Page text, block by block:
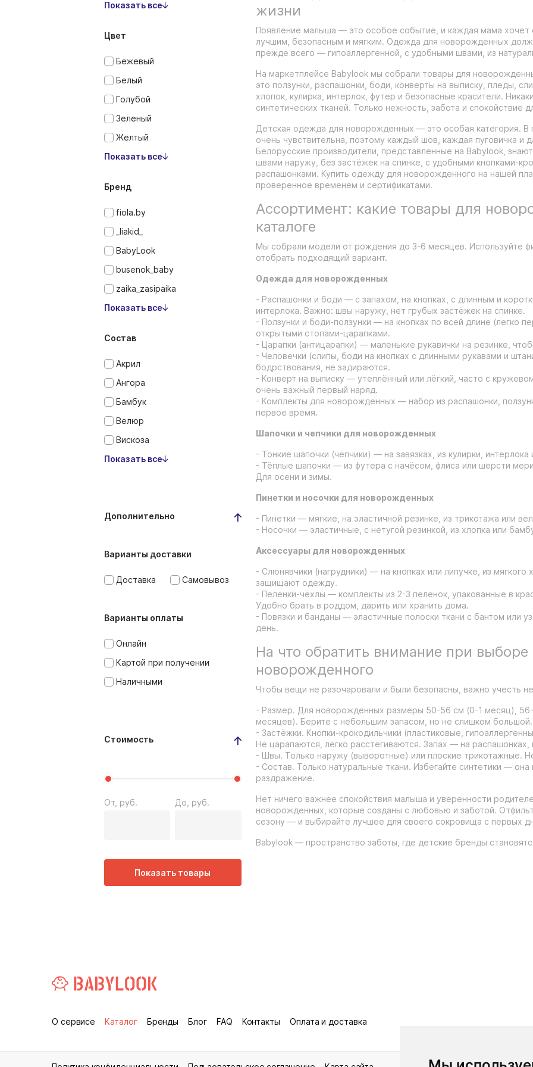
Показать все
Цвет
Бежевый
Белый
Голубой
Зеленый
Желтый
Показать все
Бренд
fiola.by
_liakid_
BabyLook
busenok_baby
zaika_zasipaika
Показать все
Состав
Акрил
Ангора
Бамбук
Велюр
Вискоза
Показать все
Дополнительно
Варианты доставки
Доставка Самовывоз
Варианты оплаты
Онлайн
Картой при получении
Наличными
Стоимость
От, руб. До, руб.
Показать товары
жизни
Появление малыша — это особое событие, и каждая мама хочет
лучшим, безопасным и мягким. Одежда для новорожденных
прежде всего — гипоаллергенной, с удобными швами, из
На маркетплейсе Babylook мы собрали товары для
это ползунки, распашонки, боди, конверты на выписку, пледы,
хлопок, кулирка, интерлок, футер и безопасные красители.
синтетических тканей. Только нежность, забота и спокойствие
Детская одежда для новорожденных — это особая категория.
очень чувствительна, поэтому каждый шов, каждая пуговичка и
Белорусские производители, представленные на Babylook,
швами наружу, без застёжек на спинке, с удобными кнопками-
распашонками. Купить одежду для новорожденного на нашей
проверенное временем и сертификатами.
Ассортимент: какие товары для
каталоге
Мы собрали модели от рождения до 3-6 месяцев. Используйте
отобрать подходящий вариант.
Одежда для новорожденных
- Распашонки и боди — с запахом, на кнопках, с длинным и
интерлока. Важно: швы наружу, нет грубых застёжек на спинке.
- Ползунки и боди-ползунки — на кнопках по всей длине (легко
открытыми стопами-царапками.
- Царапки (антицарапки) — маленькие рукавички на резинке,
- Человечки (слипы, боди на кнопках с длинными рукавами и
бодрствования, не задираются.
- Конверт на выписку — утеплённый или лёгкий, часто с
очень важный первый наряд.
- Комплекты для новорожденных — набор из распашонки,
первое время.
Шапочки и чепчики для новорожденных
- Тонкие шапочки (чепчики) — на завязках, из кулирки,
- Тёплые шапочки — из футера с начёсом, флиса или шерсти
Для осени и зимы.
Пинетки и носочки для новорожденных
- Пинетки — мягкие, на эластичной резинке, из трикотажа или
- Носочки — эластичные, с нетугой резинкой, из хлопка или
Аксессуары для новорожденных
- Слюнявчики (нагрудники) — на кнопках или липучке, из мягкого
защищают одежду.
- Пеленки-чехлы — комплекты из 2-3 пеленок, упакованные в
Удобно брать в роддом, дарить или хранить дома.
- Повязки и банданы — эластичные полоски ткани с бантом или
день.
На что обратить внимание при выборе
новорожденного
Чтобы вещи не разочаровали и были безопасны, важно учесть
- Размер. Для новорожденных размеры 50-56 см (0-1 месяц),
месяцев). Берите с небольшим запасом, но не слишком большой.
- Застёжки. Кнопки-крокодильчики (пластиковые,
Не царапаются, легко расстёгиваются. Запах — на распашонках,
- Швы. Только наружу (выворотные) или плоские трикотажные.
- Состав. Только натуральные ткани. Избегайте синтетики —
раздражение.
Нет ничего важнее спокойствия малыша и уверенности
новорожденных, которые созданы с любовью и заботой.
сезону — и выбирайте лучшее для своего сокровища с первых
Babylook — пространство заботы, где детские бренды
О сервисе Каталог Бренды Блог FAQ Контакты Оплата и доставка